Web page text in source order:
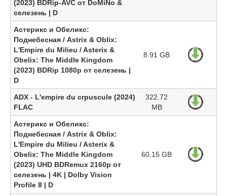
(2023) BDRip-AVC от DoMiNo &
селезень | D
Астерикс и Обеликс:
Поднебесная / Astrix & Oblix:
L'Empire du Milieu / Asterix &
Obelix: The Middle Kingdom
(2023) BDRip 1080p от селезень |
D
8.91 GB
ADX - L'empire du crpuscule (2024)
FLAC
322.72
MB
Астерикс и Обеликс:
Поднебесная / Astrix & Oblix:
L'Empire du Milieu / Asterix &
Obelix: The Middle Kingdom
(2023) UHD BDRemux 2160p от
селезень | 4K | Dolby Vision
Profile 8 | D
60.15 GB